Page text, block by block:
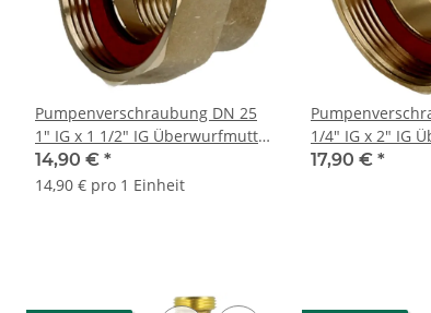
Pumpenverschraubung DN 25
1" IG x 1 1/2" IG Überwurfmutter
Messing
14,90 € *
14,90 € pro 1 Einheit
1/4" IG x 2" IG
Messing
17,90 € *